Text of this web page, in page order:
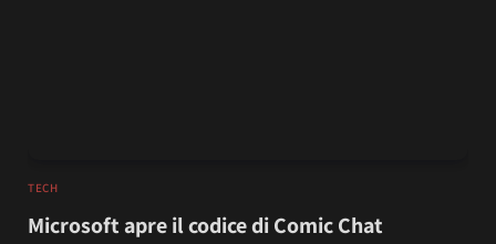
TECH
Microsoft apre il codice di Comic Chat